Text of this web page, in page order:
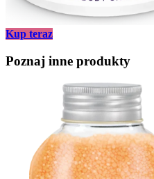
Kup teraz
Poznaj inne produkty